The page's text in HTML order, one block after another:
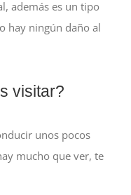
además es un tipo
hay ningún daño al
visitar?
unos pocos
mucho que ver, te